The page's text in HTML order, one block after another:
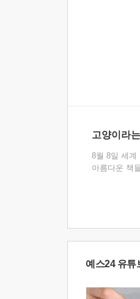
고양이라
8월 8일 세계
아름다운 책
예스24 유튜